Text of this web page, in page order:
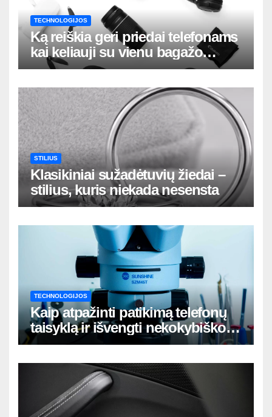
TECHNOLOGIJOS
Ką reiškia geri priedai telefonams
kai keliauji su vienu bagažo
krepšiu
STILIUS
Klasikiniai sužadėtuvių žiedai –
stilius, kuris niekada nesensta
TECHNOLOGIJOS
Kaip atpažinti patikimą telefonų
taisyklą ir išvengti nekokybiško
remonto